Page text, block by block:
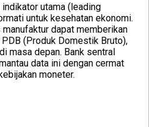
utama (leading
untuk kesehatan ekonomi.
dapat memberikan
(Produk Domestik Bruto),
masa depan. Bank sentral
data ini dengan cermat
moneter.